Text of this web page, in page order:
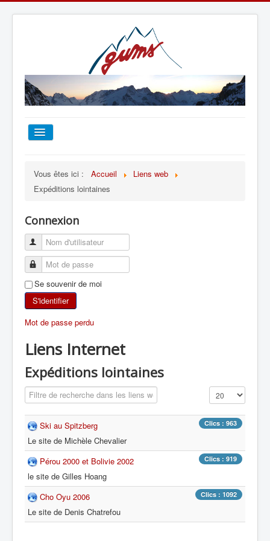
TOUT SUR LE GUMS
ESCALADE
ALPINISME
SKI DE RANDONNÉE
RANDONNÉE SPORTIVE
Vous êtes ici : Accueil
Liens web
Expéditions lointaines
Connexion
Se souvenir de moi
S'identifier
Mot de passe perdu
Liens Internet
Expéditions lointaines
Champ de filtre Affichage #
Clics : 963
Ski au Spitzberg
Le site de Michèle Chevalier
Clics : 919
Pérou 2000 et Bolivie 2002
le site de Gilles Hoang
Clics : 1092
Cho Oyu 2006
Le site de Denis Chatrefou